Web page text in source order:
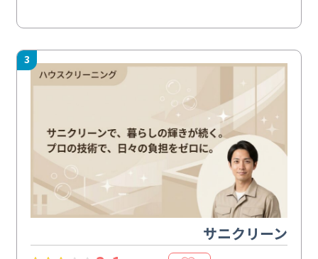
3
サニクリーン